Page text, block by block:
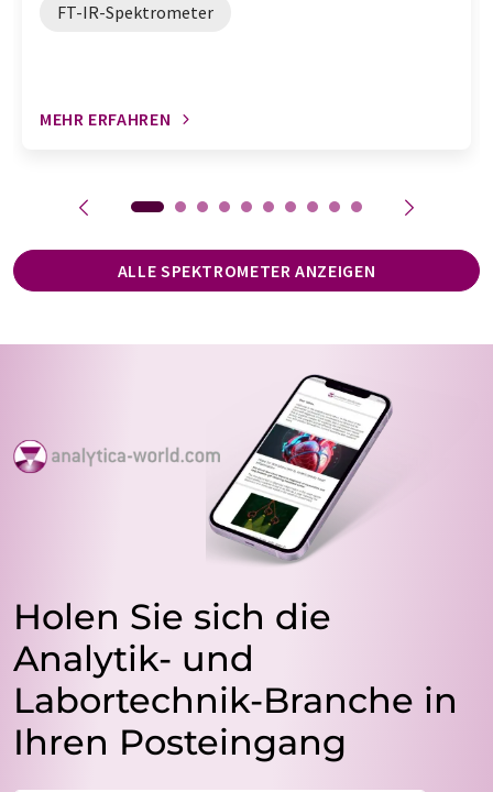
FT-IR-Spektrometer
MEHR ERFAHREN
ALLE SPEKTROMETER ANZEIGEN
Holen Sie sich die
Analytik- und
Labortechnik-Branche in
Ihren Posteingang